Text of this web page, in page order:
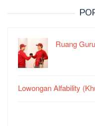
Ruang
Lowongan Alfability